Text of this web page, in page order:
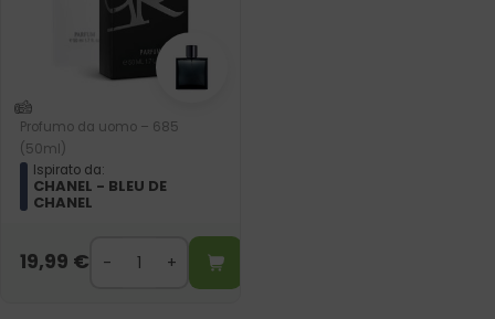
Profumo da uomo – 685
(50ml)
Ispirato da:
CHANEL - BLEU DE
CHANEL
19,99 €